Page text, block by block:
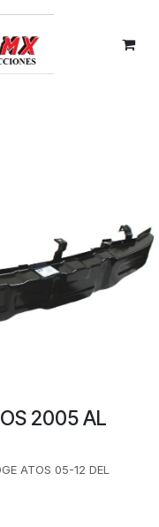
2005 AL
ATOS 05-12 DEL